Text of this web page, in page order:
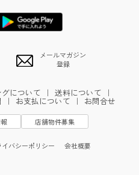
メールマガジン
登録
について ｜ 送料について ｜
｜ お支払について ｜ お問合せ
店舗物件募集
バシーポリシー 会社概要